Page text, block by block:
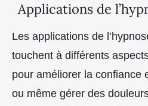
Applications de
Les applications de
touchent à différents
pour améliorer la confiance
ou même gérer des